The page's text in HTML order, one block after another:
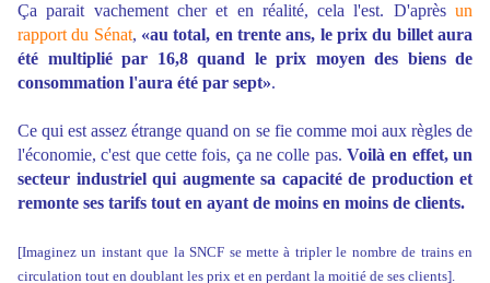
Ça parait vachement cher et en réalité, cela l'est. D'après un
rapport du Sénat, «au total, en trente ans, le prix du billet aura
été multiplié par 16,8 quand le prix moyen des biens de
consommation l'aura été par sept».
Ce qui est assez étrange quand on se fie comme moi aux règles de
l'économie, c'est que cette fois, ça ne colle pas. Voilà en effet, un
secteur industriel qui augmente sa capacité de production et
remonte ses tarifs tout en ayant de moins en moins de clients.
[Imaginez un instant que la SNCF se mette à tripler le nombre de trains en
circulation tout en doublant les prix et en perdant la moitié de ses clients].